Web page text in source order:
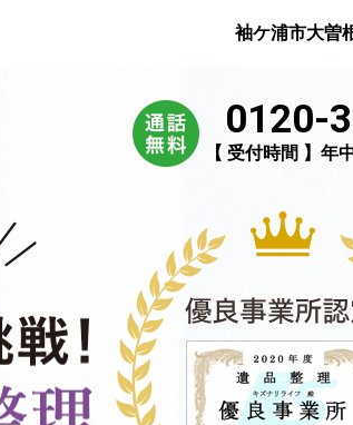
袖ケ浦市大曽
0120-
【 受付時間 】年